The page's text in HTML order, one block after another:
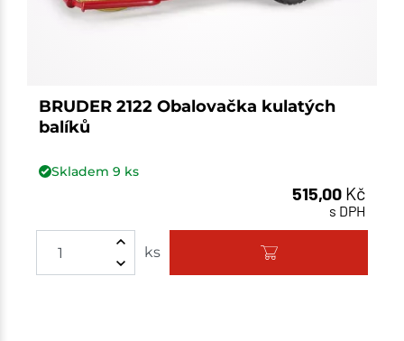
BRUDER 2122 Obalovačka kulatých
balíků
Skladem 9 ks
515,00 Kč
s DPH
ks Množství